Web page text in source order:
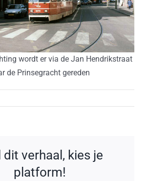
wordt er via de Jan Hendrikstraat
de Prinsegracht gereden
dit verhaal, kies je
platform!